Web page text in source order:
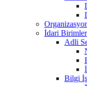
İdari Birimler
Adli
Bilgi